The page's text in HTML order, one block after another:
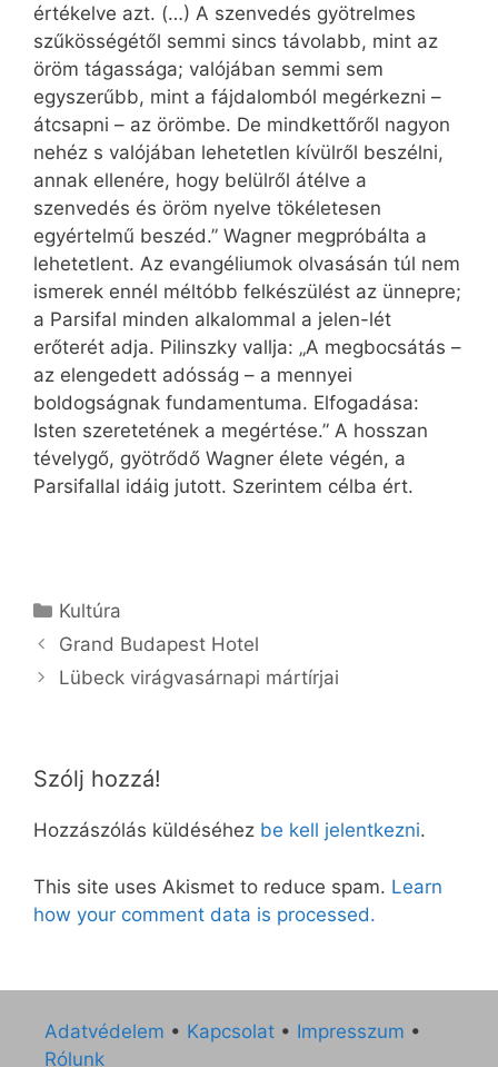
értékelve azt. (…) A szenvedés gyötrelmes
szűkösségétől semmi sincs távolabb, mint az
öröm tágassága; valójában semmi sem
egyszerűbb, mint a fájdalomból megérkezni –
átcsapni – az örömbe. De mindkettőről nagyon
nehéz s valójában lehetetlen kívülről beszélni,
annak ellenére, hogy belülről átélve a
szenvedés és öröm nyelve tökéletesen
egyértelmű beszéd.” Wagner megpróbálta a
lehetetlent. Az evangéliumok olvasásán túl nem
ismerek ennél méltóbb felkészülést az ünnepre;
a Parsifal minden alkalommal a jelen-lét
erőterét adja. Pilinszky vallja: „A megbocsátás –
az elengedett adósság – a mennyei
boldogságnak fundamentuma. Elfogadása:
Isten szeretetének a megértése.” A hosszan
tévelygő, gyötrődő Wagner élete végén, a
Parsifallal idáig jutott. Szerintem célba ért.
Kategória
Kultúra
Grand Budapest Hotel
Lübeck virágvasárnapi mártírjai
Szólj hozzá!
Hozzászólás küldéséhez be kell jelentkezni.
This site uses Akismet to reduce spam. Learn
how your comment data is processed.
Adatvédelem • Kapcsolat • Impresszum •
Rólunk